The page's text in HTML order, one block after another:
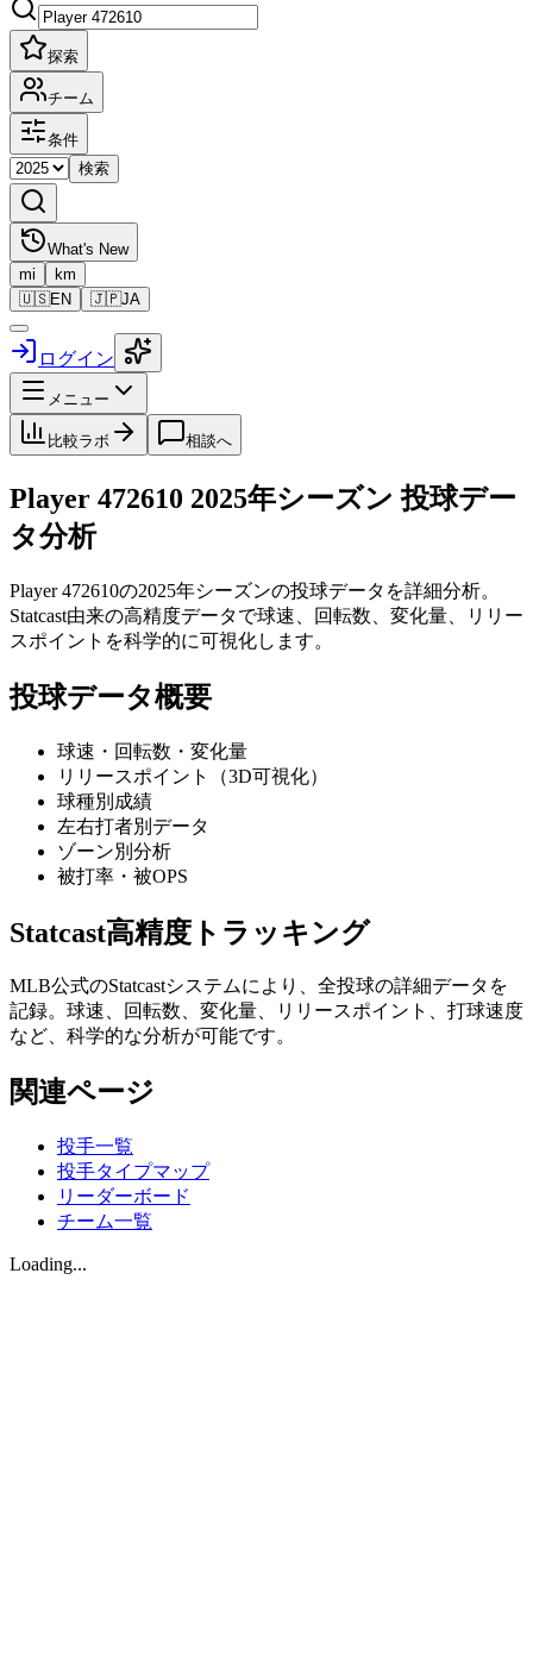
探索
チーム
条件
検索
What's New
mi
km
🇺🇸EN 🇯🇵JA
ログイン
メニュー
比較ラボ 相談へ
Player 472610 2025年シーズン 投球デー
タ分析
Player 472610の2025年シーズンの投球データを詳細分析。
Statcast由来の高精度データで球速、回転数、変化量、リリー
スポイントを科学的に可視化します。
投球データ概要
球速・回転数・変化量
リリースポイント（3D可視化）
球種別成績
左右打者別データ
ゾーン別分析
被打率・被OPS
Statcast高精度トラッキング
MLB公式のStatcastシステムにより、全投球の詳細データを
記録。球速、回転数、変化量、リリースポイント、打球速度
など、科学的な分析が可能です。
関連ページ
投手一覧
投手タイプマップ
リーダーボード
チーム一覧
Loading...